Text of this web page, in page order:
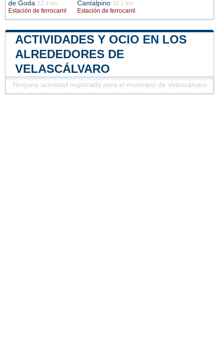
de Goda 22.4 km
Estación de ferrocarril
Cantalpino 30.1 km
Estación de ferrocarril
ACTIVIDADES Y OCIO EN LOS
ALREDEDORES DE
VELASCÁLVARO
Ninguna actividad registrada para el municipio de Velascálvaro